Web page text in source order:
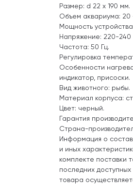
Размер: d 22 х 190 мм.
Объем аквариума: 20
Мощность
Напряжение: 220-240
Частота: 50 Гц.
Регулировка
Особенности
индикатор, присоски.
Вид животного: рыбы.
Материал корпуса:
Цвет: черный.
Гарантия
Страна-
Информация о
и иных
комплекте поставки
последних
товара